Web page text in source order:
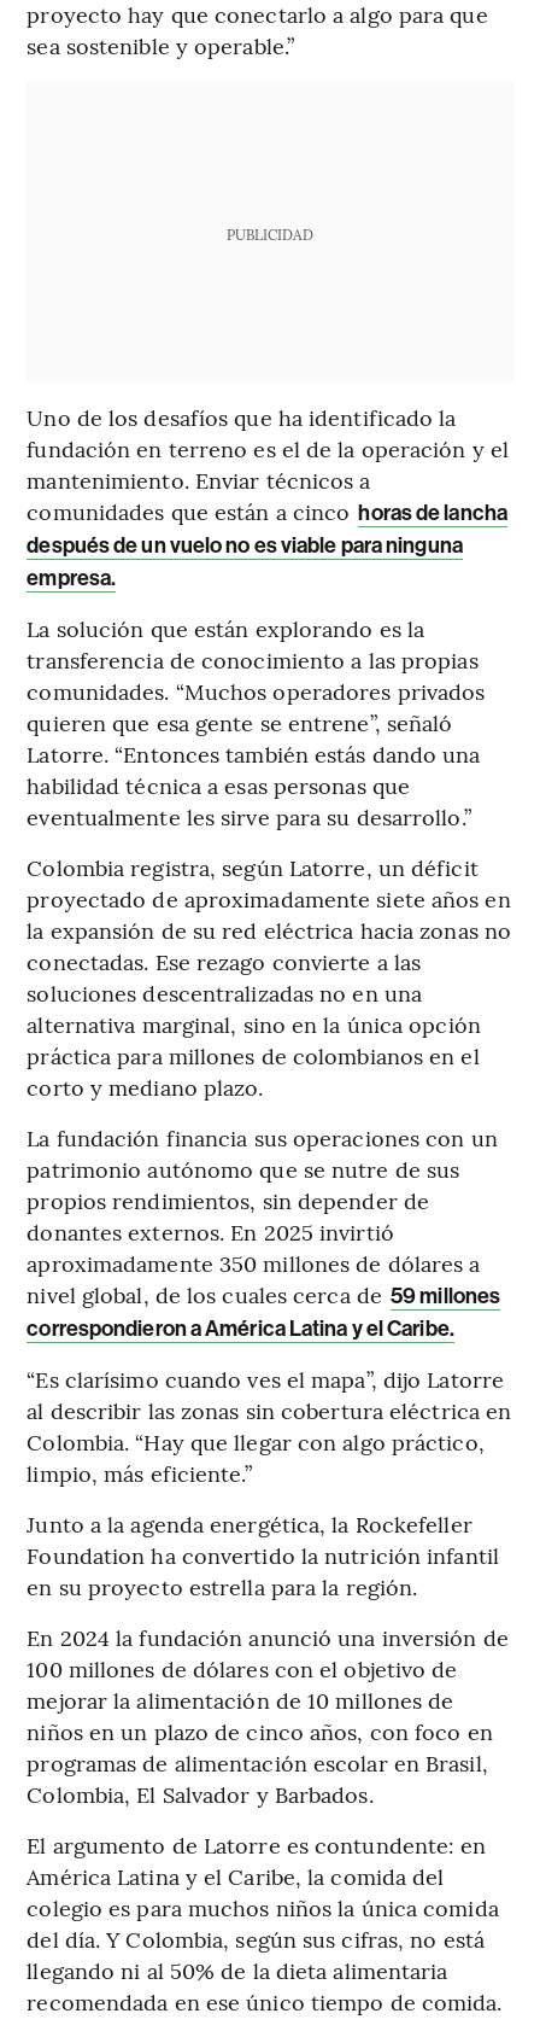
proyecto hay que conectarlo a algo para que
sea sostenible y operable.”
PUBLICIDAD
Uno de los desafíos que ha identificado la
fundación en terreno es el de la operación y el
mantenimiento. Enviar técnicos a
comunidades que están a cinco horas de lancha
después de un vuelo no es viable para ninguna
empresa.
La solución que están explorando es la
transferencia de conocimiento a las propias
comunidades. “Muchos operadores privados
quieren que esa gente se entrene”, señaló
Latorre. “Entonces también estás dando una
habilidad técnica a esas personas que
eventualmente les sirve para su desarrollo.”
Colombia registra, según Latorre, un déficit
proyectado de aproximadamente siete años en
la expansión de su red eléctrica hacia zonas no
conectadas. Ese rezago convierte a las
soluciones descentralizadas no en una
alternativa marginal, sino en la única opción
práctica para millones de colombianos en el
corto y mediano plazo.
La fundación financia sus operaciones con un
patrimonio autónomo que se nutre de sus
propios rendimientos, sin depender de
donantes externos. En 2025 invirtió
aproximadamente 350 millones de dólares a
nivel global, de los cuales cerca de 59 millones
correspondieron a América Latina y el Caribe.
“Es clarísimo cuando ves el mapa”, dijo Latorre
al describir las zonas sin cobertura eléctrica en
Colombia. “Hay que llegar con algo práctico,
limpio, más eficiente.”
Junto a la agenda energética, la Rockefeller
Foundation ha convertido la nutrición infantil
en su proyecto estrella para la región.
En 2024 la fundación anunció una inversión de
100 millones de dólares con el objetivo de
mejorar la alimentación de 10 millones de
niños en un plazo de cinco años, con foco en
programas de alimentación escolar en Brasil,
Colombia, El Salvador y Barbados.
El argumento de Latorre es contundente: en
América Latina y el Caribe, la comida del
colegio es para muchos niños la única comida
del día. Y Colombia, según sus cifras, no está
llegando ni al 50% de la dieta alimentaria
recomendada en ese único tiempo de comida.